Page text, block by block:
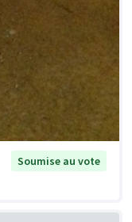
Soumise au vote